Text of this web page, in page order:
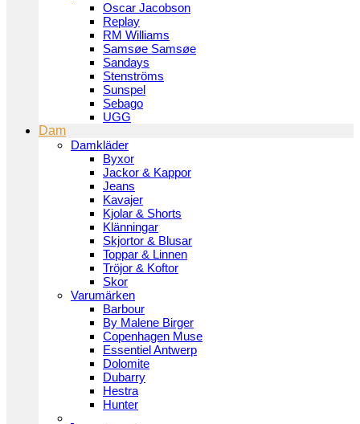
Oscar Jacobson
Replay
RM Williams
Samsøe Samsøe
Sandays
Stenströms
Sunspel
Sebago
UGG
Dam
Damkläder
Byxor
Jackor & Kappor
Jeans
Kavajer
Kjolar & Shorts
Klänningar
Skjortor & Blusar
Toppar & Linnen
Tröjor & Koftor
Skor
Varumärken
Barbour
By Malene Birger
Copenhagen Muse
Essentiel Antwerp
Dolomite
Dubarry
Hestra
Hunter